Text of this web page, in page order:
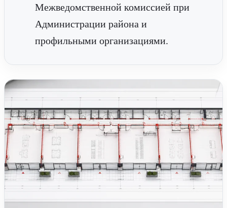
Межведомственной комиссией при
Администрации района и
профильными организациями.